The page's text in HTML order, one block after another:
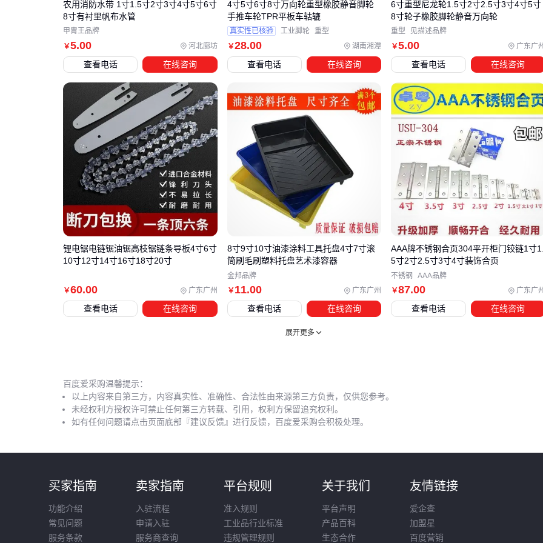
预期效果。链轮系统的稳定运行依赖于配套设备的协同工作，
例如润滑剂能显著减少链条与链轮齿面的磨损，而专用固定螺
链轮过早失效，甚至影响整个传动系统的可靠性。
维护工具：如链条测量工具 和链条清洁刷
，用于定期检
测链条拉伸程度和清除杂质
安装配件：
分体链轮紧固螺丝
等专用固定件，确保链轮与
轴端的牢固连接
辅助系统： 链条张紧器
和防护罩，分别用于调节链条松紧
度和防止异物卷入 这些配套设备的选择需与链轮材质、负载
类型相匹配，例如工业场景应优先考虑耐高温的链条润滑
油。
特别需要注意的是，不同应用场景对配套系统的要求差异明
显。摩托车链轮 需要更频繁的清洁保养，而工业机械链轮
避免采购后才发现接口不兼容或性能不匹配的问题。
五、如何通过日常维护延长1.3寸链轮的使用寿命？
日常维护中容易被忽视的两个细节：
负荷的平衡点
更换往往治标不治本 建议建立定期检查表，记录关键参数的
变化趋势。
当链轮出现异响或传动不稳时，不要急于更换整套系统。先检
￥5.00 河北廊坊
农用消防水带 1寸1.5寸2寸3寸4寸5寸6寸
8寸有衬里帆布水管
甲胄王品牌
查看电话 在线咨询
￥28.00 湖南湘潭
4寸5寸6寸8寸万向轮重型橡胶静音脚轮
手推车轮TPR平板车轱辘
真实性已核验 工业脚轮 重型
查看电话 在线咨询
￥5.00 广东广
6寸重型尼龙轮1.5寸2寸2.5寸3寸4寸5寸
8寸轮子橡胶脚轮静音万向轮
重型 见描述品牌
查看电话 在线咨询
￥60.00 广东广州
锂电锯电链锯油锯高枝锯链条导板4寸6寸
10寸12寸14寸16寸18寸20寸
查看电话 在线咨询
￥ 11.00 广东广州
8寸9寸10寸油漆涂料工具托盘4寸7寸滚
筒刷毛刷塑料托盘艺术漆容器
金邦品牌
查看电话 在线咨询
￥87.00 广东广
AAA牌不锈钢合页304平开柜门铰链1寸
5寸2寸2.5寸3寸4寸装饰合页
不锈钢 AAA品牌
查看电话 在线咨询
展开更多
百度爱采购温馨提示：
以上内容来自第三方，内容真实性、准确性、合法性由来源第三方负责，仅供您参考。
未经权利方授权许可禁止任何第三方转载、引用，权利方保留追究权利。
如有任何问题请点击页面底部『建议反馈』进行反馈，百度爱采购会积极处理。
买家指南
功能介绍
常见问题
服务条款
卖家指南
入驻流程
申请入驻
服务商查询
平台规则
准入规则
工业品行业标准
违规管理规则
关于我们
平台声明
产品百科
生态合作
友情链接
爱企查
加盟星
百度营销